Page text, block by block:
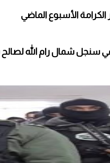
سنجل شمال رام الله لصالح